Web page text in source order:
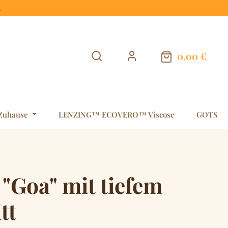
0,00 €
Warenkorb
LENZING™ ECOVERO™ Viscose GOTS
mit tiefem